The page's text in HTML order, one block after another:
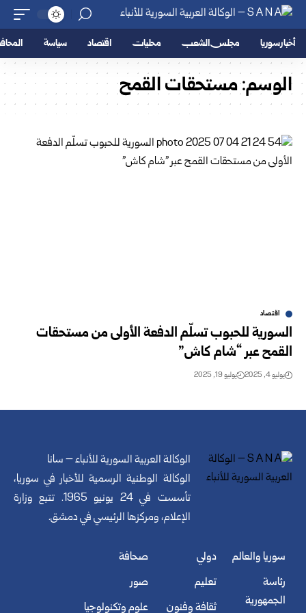
أخبار سوريا مجلس الشعب محليات اقتصاد سياسة
الوسم:مستحقات القمح
اقتصاد
السورية للحبوب تسلّم الدفعة الأولى من مستحقات
القمح عبر “شام كاش”
يوليو 4, 2025 يوليو 19, 2025
الوكالة العربية السورية للأنباء – سانا
الوكالة الوطنية الرسمية للأخبار في سوريا،
تأسست في 24 يونيو 1965. تتبع وزارة
الإعلام، ومركزها الرئيسي في دمشق.
سوريا والعالم
رئاسة
الجمهورية
دولي
تعليم
ثقافة وفنون
صحافة
صور
علوم وتكنولوجيا